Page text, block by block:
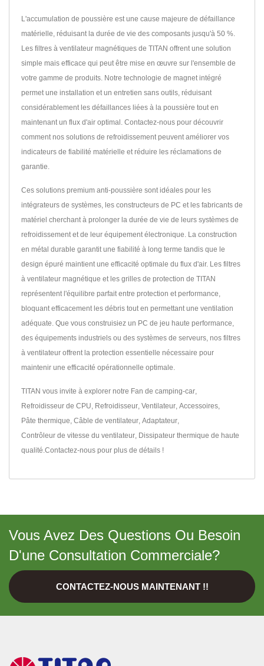
L'accumulation de poussière est une cause majeure de défaillance
matérielle, réduisant la durée de vie des composants jusqu'à 50 %.
Les filtres à ventilateur magnétiques de TITAN offrent une solution
simple mais efficace qui peut être mise en œuvre sur l'ensemble de
votre gamme de produits. Notre technologie de magnet intégré
permet une installation et un entretien sans outils, réduisant
considérablement les défaillances liées à la poussière tout en
maintenant un flux d'air optimal. Contactez-nous pour découvrir
comment nos solutions de refroidissement peuvent améliorer vos
indicateurs de fiabilité matérielle et réduire les réclamations de
garantie.
Ces solutions premium anti-poussière sont idéales pour les
intégrateurs de systèmes, les constructeurs de PC et les fabricants de
matériel cherchant à prolonger la durée de vie de leurs systèmes de
refroidissement et de leur équipement électronique. La construction
en métal durable garantit une fiabilité à long terme tandis que le
design épuré maintient une efficacité optimale du flux d'air. Les filtres
à ventilateur magnétique et les grilles de protection de TITAN
représentent l'équilibre parfait entre protection et performance,
bloquant efficacement les débris tout en permettant une ventilation
adéquate. Que vous construisiez un PC de jeu haute performance,
des équipements industriels ou des systèmes de serveurs, nos filtres
à ventilateur offrent la protection essentielle nécessaire pour
maintenir une efficacité opérationnelle optimale.
TITAN vous invite à explorer notre Fan de camping-car
Refroidisseur de CPU Refroidisseur Ventilateur Accessoires
Pâte thermique Câble de ventilateur Adaptateur
Contrôleur de vitesse du ventilateur Dissipateur thermique de haute
qualité. Contactez-nous pour plus de détails !
Vous Avez Des Questions Ou Besoin
D'une Consultation Commerciale?
CONTACTEZ-NOUS MAINTENANT !!